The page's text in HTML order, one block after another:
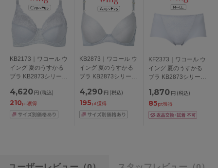
KB2173｜ワコール ウ
イング 夏のうすかる
ブラ KB2873シリーズ
ジャー単品 CDEFカッ
プ アンダー
70/75/80/85cm
4,620 円 (税込)
210pt獲得
KB2873｜ワコール ウ
イング 夏のうすかる
ブラ KB2873シリーズ
ABCDEFカップ アン
ダー
65/70/75/80/85cm
4,290 円 (税込)
195pt獲得
KF2373｜ワコール ウ
イング 夏のうすかる
ブラ KB2873シリーズ
1,870 円 (税込)
85pt獲得